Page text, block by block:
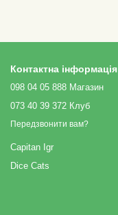
Контактна інформація
098 04 05 888 Магазин
073 40 39 372 Клуб
Передзвонити вам?
Capitan Igr
Dice Cats